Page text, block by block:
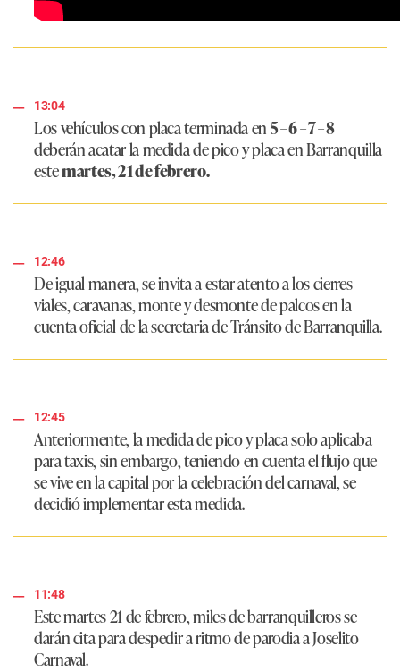
13:04
Los vehículos con placa terminada en5 – 6 – 7 – 8
deberán acatar la medida de pico y placa en Barranquilla
estemartes, 21 de febrero.
12:46
De igual manera, se invita a estar atento a los cierres
viales, caravanas, monte y desmonte de palcos en la
cuenta oficial de la secretaria de Tránsito de Barranquilla.
12:45
Anteriormente, la medida de pico y placa solo aplicaba
para taxis, sin embargo, teniendo en cuenta el flujo que
se vive en la capital por la celebración del carnaval, se
decidió implementar esta medida.
11:48
Este martes 21 de febrero, miles de barranquilleros se
darán cita para despedir a ritmo de parodia a Joselito
Carnaval.